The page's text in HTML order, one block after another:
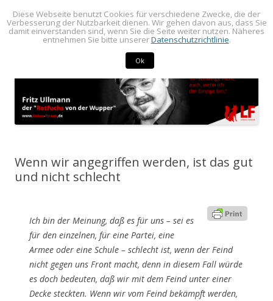
BLOG von Fritz Ullmann
BLOG von Fritz Ullmann, linker Stadtverordneter im Rat der Stadt
Radevormwald
Menü Springe
zum
Inhalt
Wenn wir angegriffen werden, ist das gut
und nicht schlecht
Ich bin der Meinung, daß es für uns – sei es
für den einzelnen, für eine Partei, eine
Armee oder eine Schule – schlecht ist, wenn der Feind
nicht gegen uns Front macht, denn in diesem Fall würde
es doch bedeuten, daß wir mit dem Feind unter einer
Decke steckten. Wenn wir vom Feind bekämpft werden,
Diese Webseite benutzt Cookies für verschiedene Zwecke, die der
Verbesserung der Nutzbarkeit dienen. Wir gehen davon aus, dass Sie
damit einverstanden sind, wenn Sie die Seite weiter nutzen. Näheres
entnehmen Sie bitte unsererDatenschutzrichtlinie.
Ok